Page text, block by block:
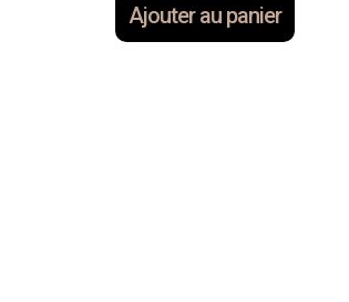
Ajouter au panier